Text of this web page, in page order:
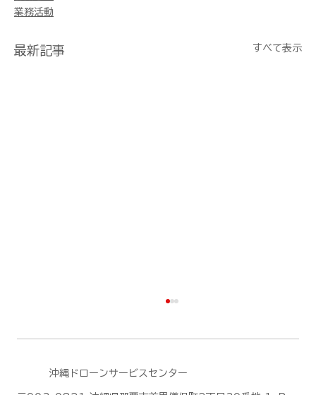
業務活動
最新記事 すべて表示
沖縄ドローンサービスセンター